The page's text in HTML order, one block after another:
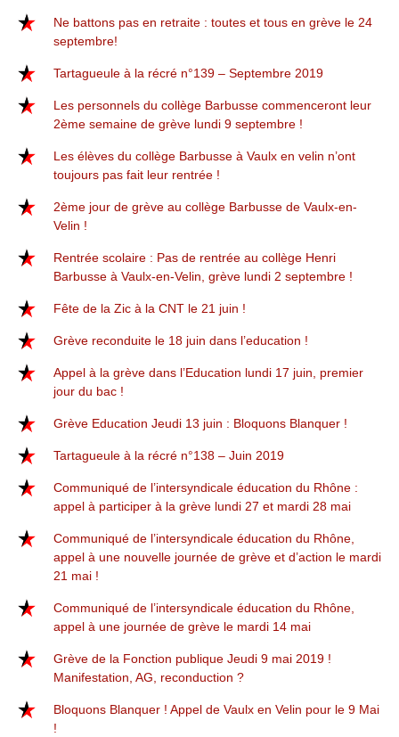
Ne battons pas en retraite : toutes et tous en grève le 24
septembre!
Tartagueule à la récré n°139 – Septembre 2019
Les personnels du collège Barbusse commenceront leur
2ème semaine de grève lundi 9 septembre !
Les élèves du collège Barbusse à Vaulx en velin n’ont
toujours pas fait leur rentrée !
2ème jour de grève au collège Barbusse de Vaulx-en-
Velin !
Rentrée scolaire : Pas de rentrée au collège Henri
Barbusse à Vaulx-en-Velin, grève lundi 2 septembre !
Fête de la Zic à la CNT le 21 juin !
Grève reconduite le 18 juin dans l’education !
Appel à la grève dans l’Education lundi 17 juin, premier
jour du bac !
Grève Education Jeudi 13 juin : Bloquons Blanquer !
Tartagueule à la récré n°138 – Juin 2019
Communiqué de l’intersyndicale éducation du Rhône :
appel à participer à la grève lundi 27 et mardi 28 mai
Communiqué de l’intersyndicale éducation du Rhône,
appel à une nouvelle journée de grève et d’action le mardi
21 mai !
Communiqué de l’intersyndicale éducation du Rhône,
appel à une journée de grève le mardi 14 mai
Grève de la Fonction publique Jeudi 9 mai 2019 !
Manifestation, AG, reconduction ?
Bloquons Blanquer ! Appel de Vaulx en Velin pour le 9 Mai
!